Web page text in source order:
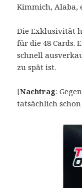
Kimmich, Alaba,
Die Exklusivität
für die 48 Cards.
schnell
zu spät ist.
[Nachtrag:
tatsächlich